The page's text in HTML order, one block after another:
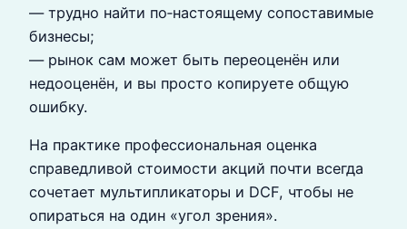
— трудно найти по‑настоящему сопоставимые
бизнесы;
— рынок сам может быть переоценён или
недооценён, и вы просто копируете общую
ошибку.
На практике профессиональная оценка
справедливой стоимости акций почти всегда
сочетает мультипликаторы и DCF, чтобы не
опираться на один «угол зрения».